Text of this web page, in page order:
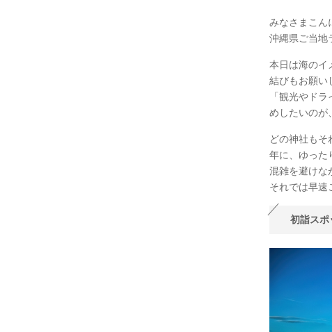
みなさまこん
沖縄県ご当地
本日は海のイ
結びもお願い
「観光やド
めしたいのが
どの神社も
年に、ゆった
混雑を避けな
それでは早速
初詣ス